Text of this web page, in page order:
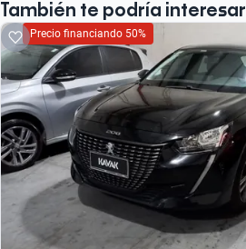
También te podría interesar
Precio financiando 50%